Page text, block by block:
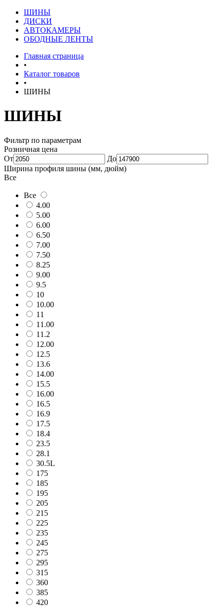
ШИНЫ
ДИСКИ
АВТОКАМЕРЫ
ОБОДНЫЕ ЛЕНТЫ
Главная страница
•
Каталог товаров
•
ШИНЫ
ШИНЫ
Фильтр по параметрам
Розничная цена
От
До
Ширина профиля шины (мм, дюйм)
Все
Все
4.00
5.00
6.00
6.50
7.00
7.50
8.25
9.00
9.5
10
10.00
11
11.00
11.2
12.00
12.5
13.6
14.00
15.5
16.00
16.5
16.9
17.5
18.4
23.5
28.1
30.5L
175
185
195
205
215
225
235
245
275
295
315
360
385
420